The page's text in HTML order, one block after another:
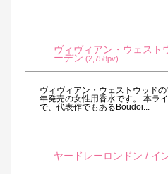
ヴィヴィアン・ウェスト
ーデン (2,758pv)
ヴィヴィアン・ウェストウッド
年発売の女性用香水です。 本ラ
で、代表作でもあるBoudoi...
ヤードレーロンドン / イ